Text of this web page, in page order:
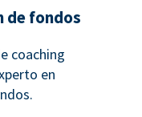
de fondos
coaching
en